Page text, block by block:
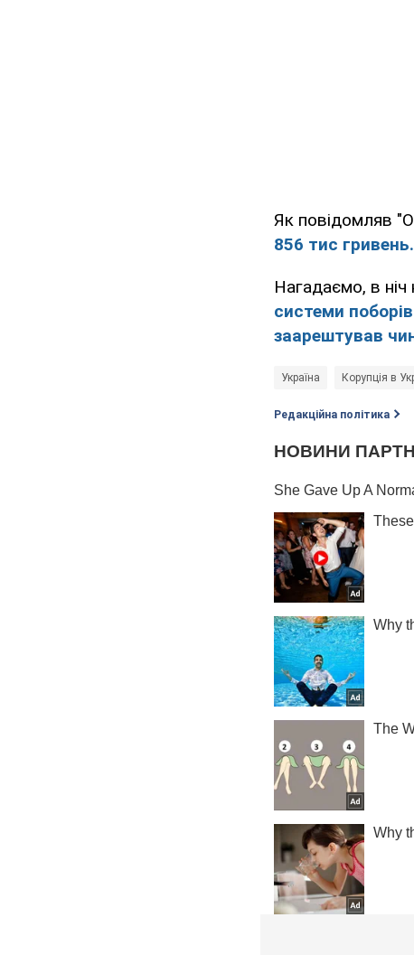
Як повідомляв
856 тис гривень.
Нагадаємо, в
системи поборів
заарештував
Україна Корупція в
Редакційна політика